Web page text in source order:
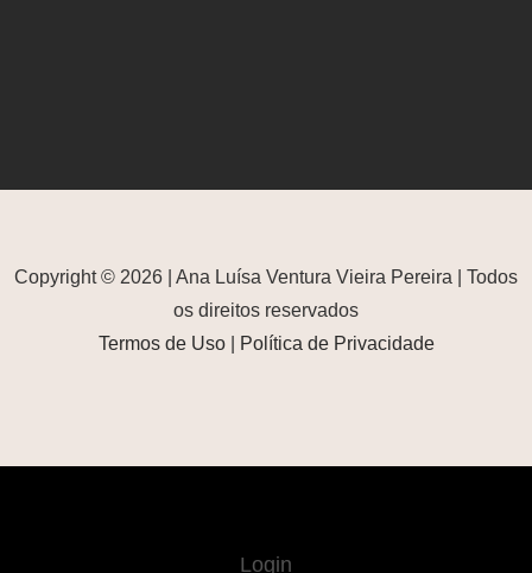
Copyright © 2026 | Ana Luísa Ventura Vieira Pereira | Todos
os direitos reservados
Termos de Uso| Política de Privacidade
Login